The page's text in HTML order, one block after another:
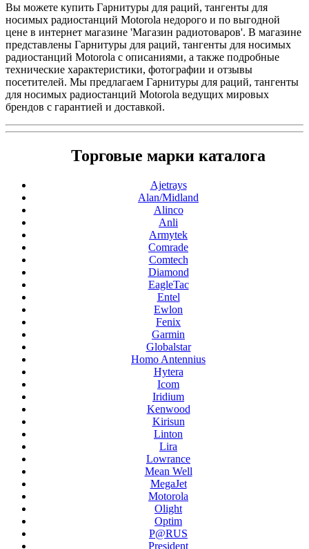
Вы можете купить Гарнитуры для раций, тангенты для
носимых радиостанций Motorola недорого и по выгодной
цене в интернет магазине 'Магазин радиотоваров'. В магазине
представлены Гарнитуры для раций, тангенты для носимых
радиостанций Motorola с описаниями, а также подробные
технические характеристики, фотографии и отзывы
посетителей. Мы предлагаем Гарнитуры для раций, тангенты
для носимых радиостанций Motorola ведущих мировых
брендов с гарантией и доставкой.
Торговые марки каталога
Ajetrays
Alan/Midland
Alinco
Anli
Armytek
Comrade
Comtech
Diamond
EagleTac
Entel
Ewlon
Fenix
Garmin
Globalstar
Homo Antennius
Hytera
Icom
Iridium
Kenwood
Kirisun
Linton
Lira
Lowrance
Mean Well
MegaJet
Motorola
Olight
Optim
P@RUS
President